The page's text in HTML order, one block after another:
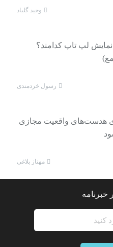
وحید گلباد
نمایش لپ تاپ کدامند؟
رسول خردمندی
۳ برای هدست‌های واقعیت مجازی
مهناز بلاغی
خبرنامه